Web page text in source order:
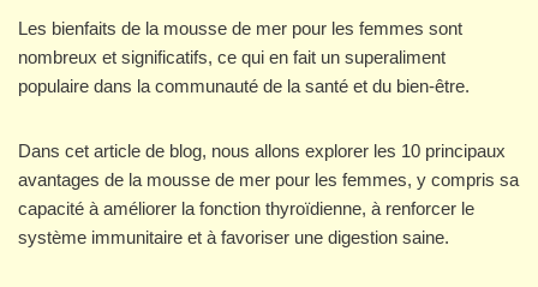
Les bienfaits de la mousse de mer pour les femmes sont
nombreux et significatifs, ce qui en fait un superaliment
populaire dans la communauté de la santé et du bien-être.
Dans cet article de blog, nous allons explorer les 10 principaux
avantages de la mousse de mer pour les femmes, y compris sa
capacité à améliorer la fonction thyroïdienne, à renforcer le
système immunitaire et à favoriser une digestion saine.